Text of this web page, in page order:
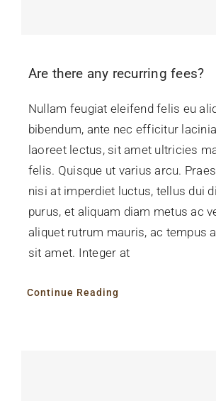
Are there any recurring fees?
Nullam feugiat eleifend felis eu
bibendum, ante nec efficitur
laoreet lectus, sit amet ultricies
felis. Quisque ut varius arcu.
nisi at imperdiet luctus, tellus dui
purus, et aliquam diam metus ac
aliquet rutrum mauris, ac tempus
sit amet. Integer at
Continue Reading